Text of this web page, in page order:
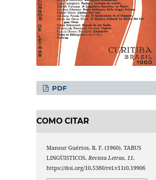
PDF
COMO CITAR
Mansur Guérios, R. F. (1960). TABUS
LINGÜISTICOS.Revista Letras,11.
https://doi.org/10.5380/rel.v11i0.19906